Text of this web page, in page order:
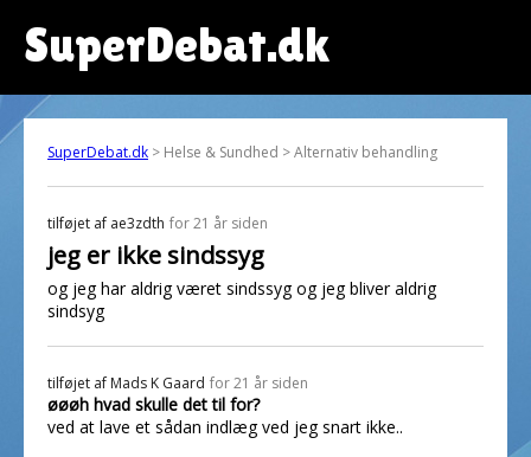
SuperDebat.dk
SuperDebat.dk > Helse & Sundhed > Alternativ behandling
tilføjet af ae3zdth for 21 år siden
jeg er ikke sindssyg
og jeg har aldrig været sindssyg og jeg bliver aldrig
sindsyg
tilføjet af Mads K Gaard for 21 år siden
øøøh hvad skulle det til for?
ved at lave et sådan indlæg ved jeg snart ikke..